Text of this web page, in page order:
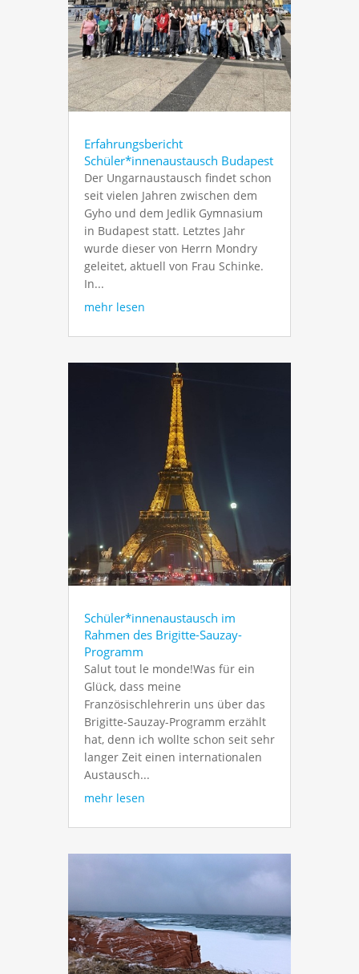
Erfahrungsbericht
Schüler*innenaustausch Budapest
Der Ungarnaustausch findet schon
seit vielen Jahren zwischen dem
Gyho und dem Jedlik Gymnasium
in Budapest statt. Letztes Jahr
wurde dieser von Herrn Mondry
geleitet, aktuell von Frau Schinke.
In...
mehr lesen
Schüler*innenaustausch im
Rahmen des Brigitte-Sauzay-
Programm
Salut tout le monde!Was für ein
Glück, dass meine
Französischlehrerin uns über das
Brigitte-Sauzay-Programm erzählt
hat, denn ich wollte schon seit sehr
langer Zeit einen internationalen
Austausch...
mehr lesen